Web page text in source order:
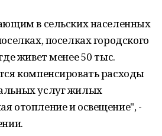
в сельских населенных
поселках городского
живет менее 50 тыс.
компенсировать расходы
услуг жилых
отопление и освещение", -